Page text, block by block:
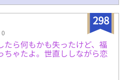
298
たら何もかも失ったけど、福
ちゃたよ。世直ししながら恋